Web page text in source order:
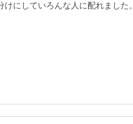
にしていろんな人に配れました。